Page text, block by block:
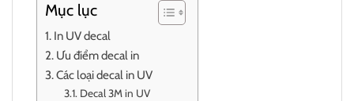
Mục lục
In UV decal
Ưu điểm decal in
Các loại decal in UV
Decal 3M in UV